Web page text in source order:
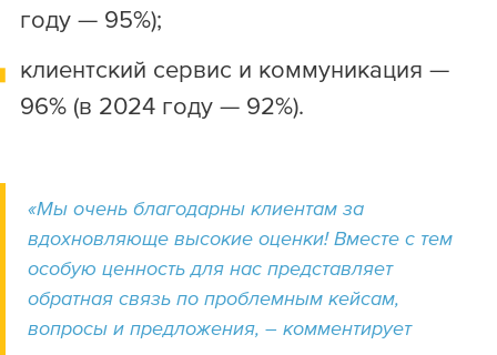
году — 95%);
клиентский сервис и коммуникация —
96% (в 2024 году — 92%).
«Мы очень благодарны клиентам за
вдохновляюще высокие оценки! Вместе с тем
особую ценность для нас представляет
обратная связь по проблемным кейсам,
вопросы и предложения, – комментирует